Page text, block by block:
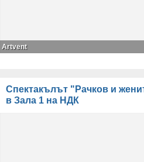
Artvent
Спектакълът "Рачков и
в Зала 1 на НДК